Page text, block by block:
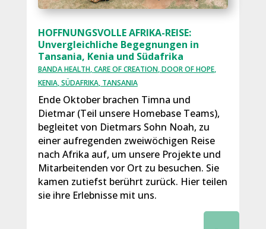
HOFFNUNGSVOLLE AFRIKA-REISE:
Unvergleichliche Begegnungen in
Tansania, Kenia und Südafrika
BANDA HEALTH,CARE OF CREATION,DOOR OF HOPE,
KENIA,SÜDAFRIKA, TANSANIA
Ende Oktober brachen Timna und
Dietmar (Teil unsere Homebase Teams),
begleitet von Dietmars Sohn Noah, zu
einer aufregenden zweiwöchigen Reise
nach Afrika auf, um unsere Projekte und
Mitarbeitenden vor Ort zu besuchen. Sie
kamen zutiefst berührt zurück. Hier teilen
sie ihre Erlebnisse mit uns.